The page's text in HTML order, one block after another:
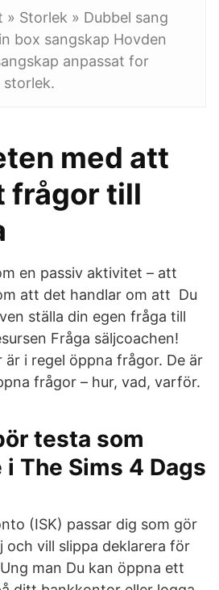
» Storlek » Dubbel sang
box sangskap Hovden
anpassat for
storlek.
med att
frågor till
en passiv aktivitet – att
att det handlar om att Du
ställa din egen fråga till
Fråga säljcoachen!
är i regel öppna frågor. De är
frågor – hur, vad, varför.
testa som
The Sims 4 Dags
(ISK) passar dig som gör
och vill slippa deklarera för
man Du kan öppna ett